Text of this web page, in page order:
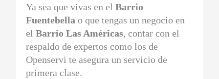
Ya sea que vivas en elBarrio
Fuentebella o que tengas un negocio en
elBarrio Las Américas, contar con el
respaldo de expertos como los de
Openservi te asegura un servicio de
primera clase.